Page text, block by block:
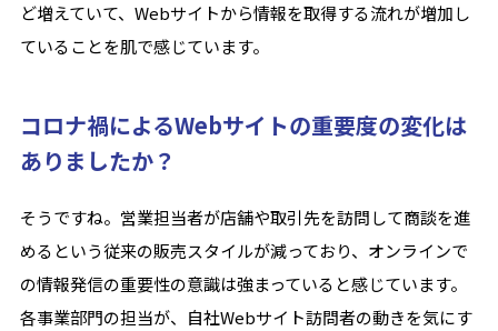
ど増えていて、Webサイトから情報を取得する流れが増加し
ていることを肌で感じています。
コロナ禍によるWebサイトの重要度の変化は
ありましたか？
そうですね。営業担当者が店舗や取引先を訪問して商談を進
めるという従来の販売スタイルが減っており、オンラインで
の情報発信の重要性の意識は強まっていると感じています。
各事業部門の担当が、自社Webサイト訪問者の動きを気にす